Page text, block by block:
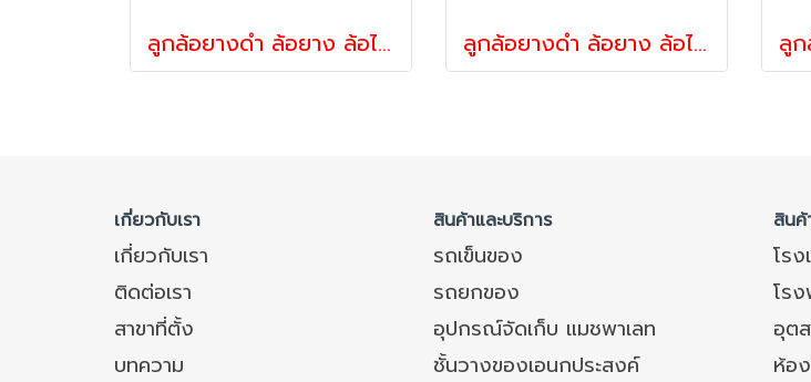
ลูกล้อยางดำ ล้อยาง ล้อไม่แตก รับน้ำหนัก70-300กก.แป้นเเบรก รุ่น DRJ ยี่ห้อ PAREO ลูกล้อยางดำ ล้อยาง ล้อไม่แตก รับน้ำหนัก70-300กก สกรูหมุน รุ่น DRJ ยี่ห้อ PAREO
เกี่ยวกับเรา สินค้าและบริการ สินค้
เกี่ยวกับเรา รถเข็นของ โร
ติดต่อเรา
รถยกของ โร
สาขาที่ตั้ง
อุปกรณ์จัดเก็บ แมชพาเลท อุต
บทความ
ชั้นวางของเอนกประสงค์ ห้อ